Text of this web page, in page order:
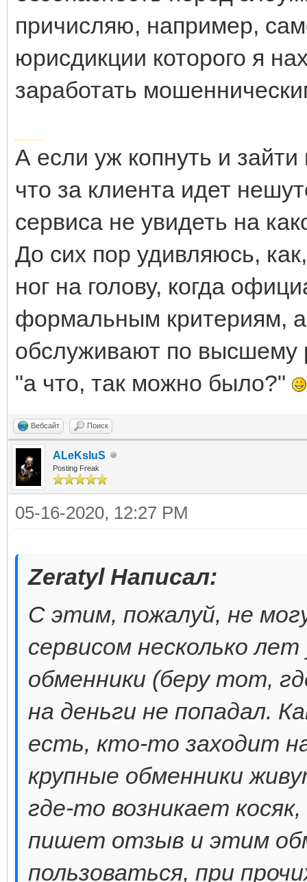
причисляю, например,
юрисдикции которого я
заработать
Добавлено через 3 минуты
А если уж копнуть и
что за клиента идет
сервиса не увидеть на
До сих пор удивляюсь,
ног на голову, когда
формальным критериям,
обслуживают по высшему
"а что, так можно было?"
Вебсайт Поиск
ALeKsIuS
Posting Freak
05-16-2020, 12:27 PM
Zeratyl Написал:
С этим, пожалуй, не
сервисом несколько
обменники (беру тот,
на деньги не попадал.
есть, кто-то заходит
крупные обменники
где-то возникает
пишет отзыв и этим
пользоваться, при